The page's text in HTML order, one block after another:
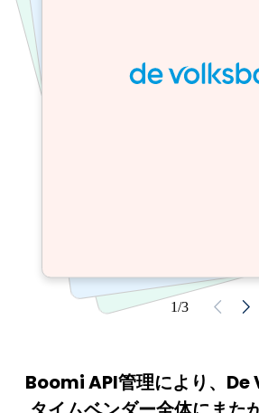
1/3
Boomi API管理により、